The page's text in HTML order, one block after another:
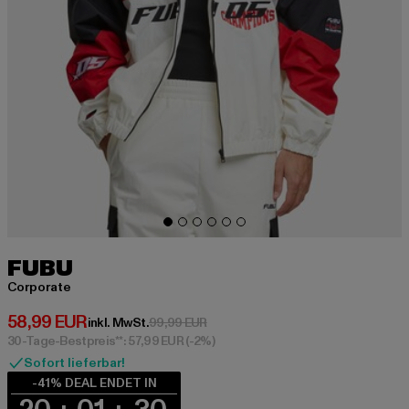
FUBU
Corporate
58,99 EUR
Derzeitiger Preis: 58,99 EUR
inkl. MwSt.99,99 EURAktionspreis: 99,99 EUR
30-Tage-Bestpreis**: 57,99 EUR(-2%)
Sofort lieferbar!
-41% DEAL ENDET IN